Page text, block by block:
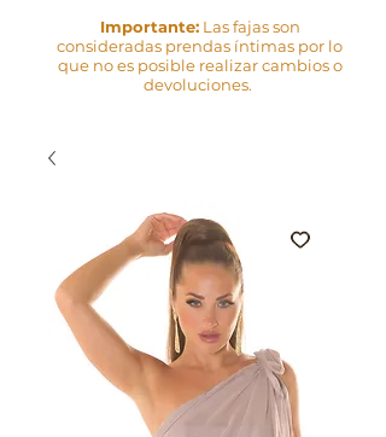
Importante:Las fajas son
consideradas prendas íntimas por lo
que no es posible realizar cambios o
devoluciones.